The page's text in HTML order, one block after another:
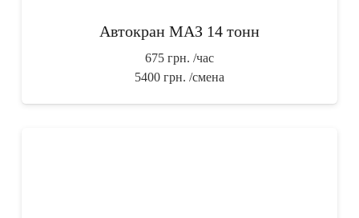
Автокран МАЗ 14 тонн
675 грн. /час
5400 грн. /смена